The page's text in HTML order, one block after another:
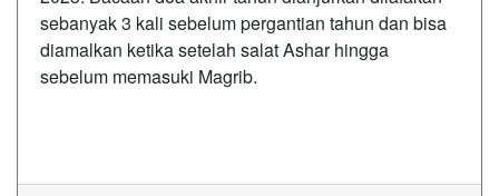
sebanyak 3 kali sebelum pergantian tahun dan bisa
diamalkan ketika setelah salat Ashar hingga
sebelum memasuki Magrib.